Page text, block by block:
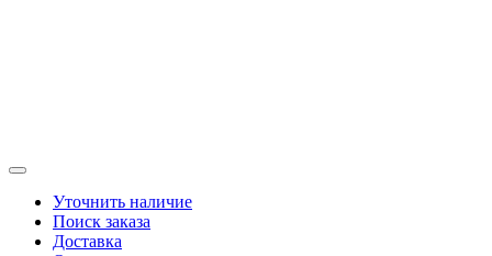
Уточнить наличие
Поиск заказа
Доставка